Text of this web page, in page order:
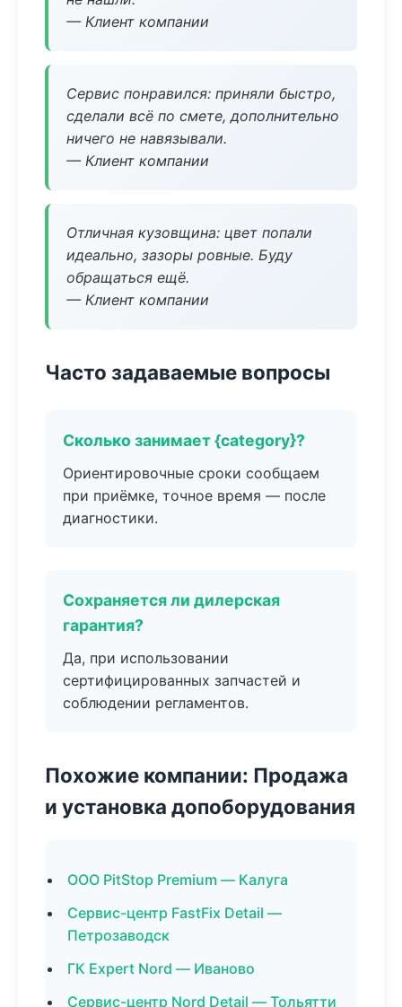
— Клиент компании
Сервис понравился: приняли быстро,
сделали всё по смете, дополнительно
ничего не навязывали.
— Клиент компании
Отличная кузовщина: цвет попали
идеально, зазоры ровные. Буду
обращаться ещё.
— Клиент компании
Часто задаваемые вопросы
Сколько занимает {category}?
Ориентировочные сроки сообщаем
при приёмке, точное время — после
диагностики.
Сохраняется ли дилерская
гарантия?
Да, при использовании
сертифицированных запчастей и
соблюдении регламентов.
Похожие компании: Продажа
и установка допоборудования
ООО PitStop Premium — Калуга
Сервис-центр FastFix Detail —
Петрозаводск
ГК Expert Nord — Иваново
Сервис-центр Nord Detail — Тольятти